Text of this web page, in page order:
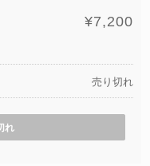
¥7,200
売り切れ
れ